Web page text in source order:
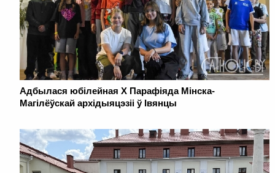
Адбылася юбілейная Х Парафіяда Мінска-
Магілёўскай архідыяцэзіі ў Івянцы